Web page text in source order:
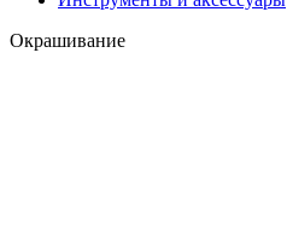
Окрашивание